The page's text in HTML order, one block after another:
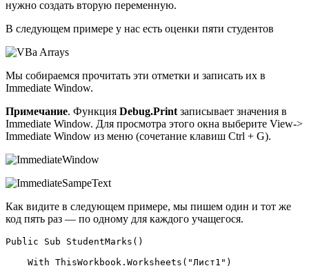
нужно создать вторую переменную.
В следующем примере у нас есть оценки пяти студентов
Мы собираемся прочитать эти отметки и записать их в
Immediate Window.
Примечание. Функция Debug.Print записывает значения в
Immediate Window. Для просмотра этого окна выберите View->
Immediate Window из меню (сочетание клавиш Ctrl + G).
Как видите в следующем примере, мы пишем один и тот же
код пять раз — по одному для каждого учащегося.
Public Sub StudentMarks()
    With ThisWorkbook.Worksheets("Лист1")